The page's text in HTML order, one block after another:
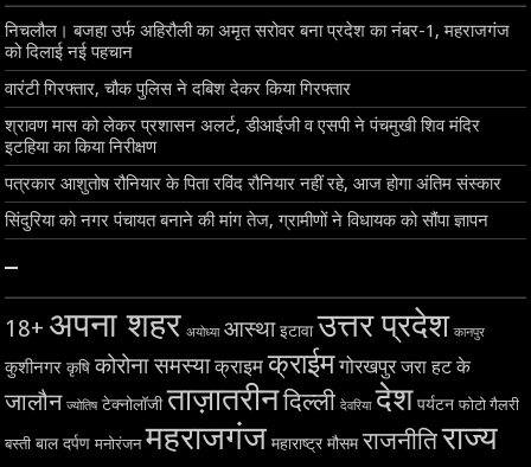
निचलौल। बजहा उर्फ अहिरौली का अमृत सरोवर बना प्रदेश का नंबर-1, महराजगंज
को दिलाई नई पहचान
वारंटी गिरफ्तार, चौक पुलिस ने दबिश देकर किया गिरफ्तार
श्रावण मास को लेकर प्रशासन अलर्ट, डीआईजी व एसपी ने पंचमुखी शिव मंदिर
इटहिया का किया निरीक्षण
पत्रकार आशुतोष रौनियार के पिता रविंद रौनियार नहीं रहे, आज होगा अंतिम संस्कार
सिंदुरिया को नगर पंचायत बनाने की मांग तेज, ग्रामीणों ने विधायक को सौंपा ज्ञापन
–
18+ अपना शहर अयोध्या आस्था इटावा उत्तर प्रदेश कानपुर
कुशीनगर कृषि कोरोना समस्या क्राइम क्राईम गोरखपुर जरा हट के
जालौन ज्योतिष टेक्नोलॉजी ताज़ातरीनदिल्ली देवरिया देश पर्यटन फोटो गैलरी
बस्ती बाल दर्पण मनोरंजन महराजगंज महाराष्ट्र मौसम राजनीतिराज्य